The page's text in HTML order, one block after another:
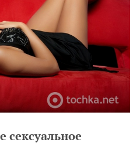
сексуальное